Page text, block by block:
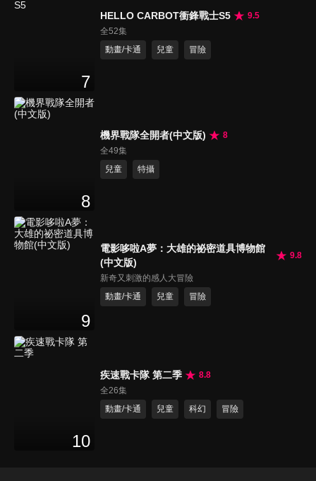
7
HELLO CARBOT衝鋒戰士S5
9.5
全52集
動畫/卡通
兒童 冒險
8
機界戰隊全開者(中文版)
8
全49集
兒童
特攝
9
電影哆啦A夢：大雄的祕密道具博物館
(中文版)
9.8
新奇又刺激的感人大冒險
動畫/卡通
兒童 冒險
10
疾速戰卡隊 第二季
8.8
全26集
動畫/卡通
兒童 科幻 冒險